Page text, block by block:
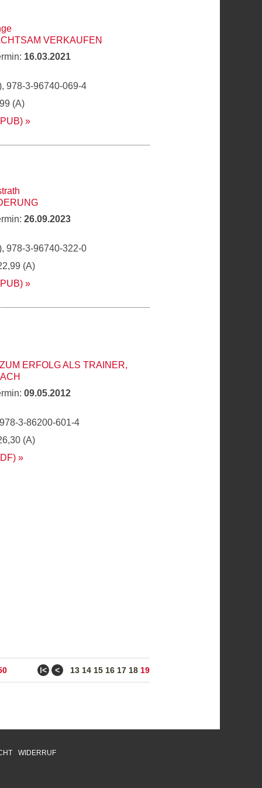
VERKAUFEN
16.03.2021
978-3-96740-069-4
(A)
26.09.2023
978-3-96740-322-0
(A)
ERFOLG ALS TRAINER,
09.05.2012
3-86200-601-4
(A)
ǀ< < 13 14 15 16 17 18 19
WIDERRUF